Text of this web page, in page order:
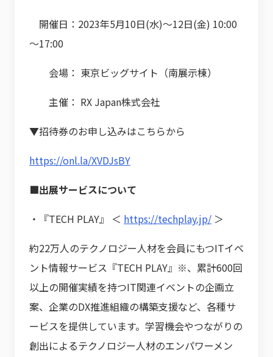
開催日：2023年5月10日(水)～12日(金) 10:00
～17:00
会場： 東京ビッグサイト（南展示棟）
主催： RX Japan株式会社
▼招待券のお申し込みはこちらから
https://onl.la/XVDJsBY
■出展サービスについて
・『TECH PLAY』 ＜ https://techplay.jp/ ＞
約22万人のテクノロジー人材を会員にもつITイベ
ント情報サービス『TECH PLAY』※、累計600回
以上の開催実績を持つIT関連イベントの企画立
案、企業のDX推進組織の構築支援など、各種サ
ービスを提供しています。学習機会やつながりの
創出によるテクノロジー人材のエンパワーメン